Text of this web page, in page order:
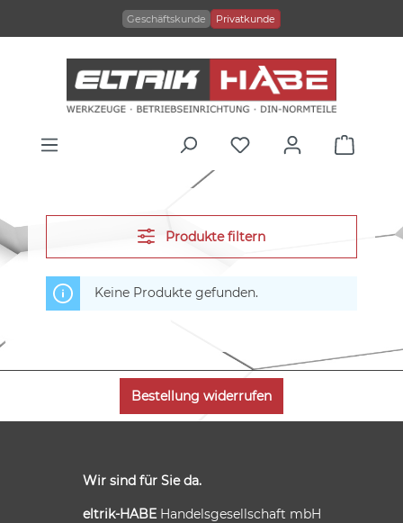
Geschäftskunde Privatkunde
Produkte filtern
Keine Produkte gefunden.
Bestellung widerrufen
Wir sind für Sie da.
eltrik-HABEHandelsgesellschaft mbH